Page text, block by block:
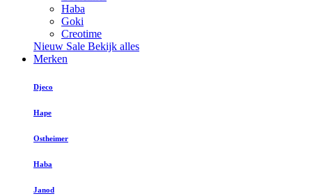
Haba
Goki
Creotime
Nieuw Sale Bekijk alles
Merken
Djeco
Hape
Ostheimer
Haba
Janod